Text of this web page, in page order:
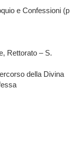
e Confessioni (p
Rettorato – S.
della Divina